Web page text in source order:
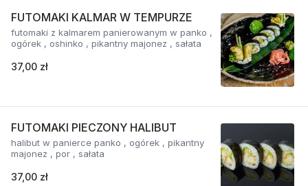
FUTOMAKI KALMAR W TEMPURZE
futomaki z kalmarem panierowanym w panko ,
ogórek , oshinko , pikantny majonez , sałata
37,00 zł
FUTOMAKI PIECZONY HALIBUT
halibut w panierce panko , ogórek , pikantny
majonez , por , sałata
37,00 zł